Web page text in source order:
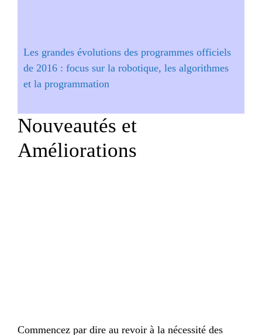
Les grandes évolutions des programmes officiels
de 2016 : focus sur la robotique, les algorithmes
et la programmation
Nouveautés et
Améliorations
Commencez par dire au revoir à la nécessité des